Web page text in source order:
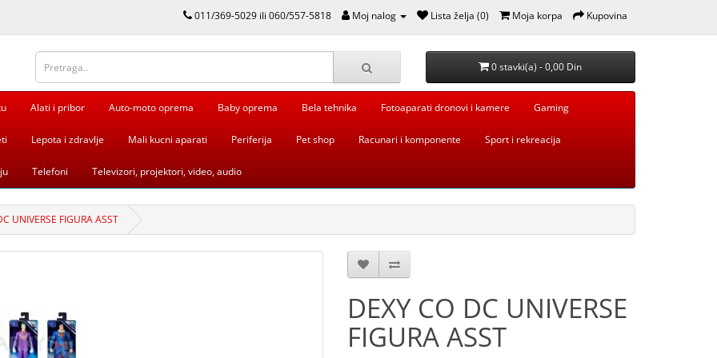
011/369-5029 ili 060/557-5818 Moj nalog Lista želja (0) Moja korpa Kupovina
0 stavki(a) - 0,00 Din
Alati i pribor Auto-moto oprema Baby oprema Bela tehnika Fotoaparati dronovi i kamere Gaming
Lepota i zdravlje Mali kucni aparati Periferija Pet shop Racunari i komponente Sport i rekreacija
Telefoni Televizori, projektori, video, audio
UNIVERSE FIGURA ASST
DEXY CO DC UNIVERSE
FIGURA ASST